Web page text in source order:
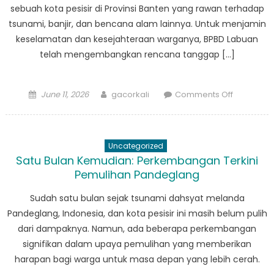
sebuah kota pesisir di Provinsi Banten yang rawan terhadap
tsunami, banjir, dan bencana alam lainnya. Untuk menjamin
keselamatan dan kesejahteraan warganya, BPBD Labuan
telah mengembangkan rencana tanggap […]
Posted
June 11, 2026 Author
gacorkali Comments Offon
Labuan
Rencana
Tanggap
Bencana
Uncategorized
Satu Bulan Kemudian: Perkembangan Terkini
Pemulihan Pandeglang
Sudah satu bulan sejak tsunami dahsyat melanda
Pandeglang, Indonesia, dan kota pesisir ini masih belum pulih
dari dampaknya. Namun, ada beberapa perkembangan
signifikan dalam upaya pemulihan yang memberikan
harapan bagi warga untuk masa depan yang lebih cerah.